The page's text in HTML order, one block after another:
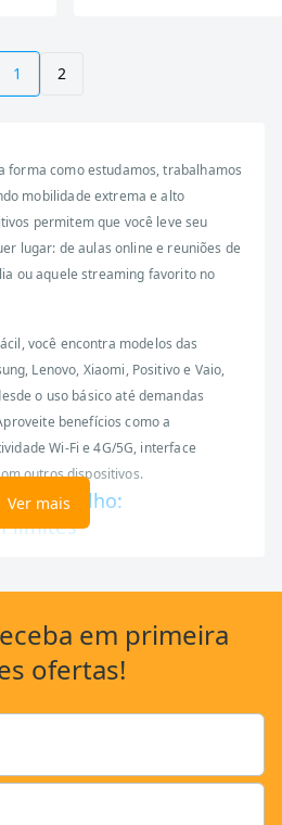
1 2
forma como estudamos, trabalhamos
mobilidade extrema e alto
permitem que você leve seu
lugar: de aulas online e reuniões de
ou aquele streaming favorito no
você encontra modelos das
Lenovo, Xiaomi, Positivo e Vaio,
o uso básico até demandas
benefícios como a
Wi-Fi e 4G/5G, interface
outros dispositivos.
e trabalho:
limites
e apresentações, os tablets são a
o Lenovo Tab P11, o Samsung
oferecem desempenho ágil, bateria
para leitura e anotações.
multitarefas,acessando e
participa de videochamadas
touch, ideal para desenhar, fazer
Ver mais
em primeira
ofertas!